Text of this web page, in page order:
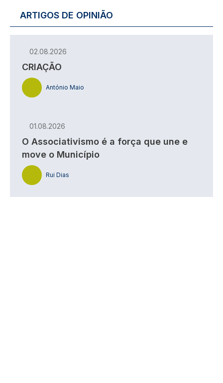
ARTIGOS DE OPINIÃO
02.08.2026
CRIAÇÃO
António Maio
01.08.2026
O Associativismo é a força que une e
move o Município
Rui Dias